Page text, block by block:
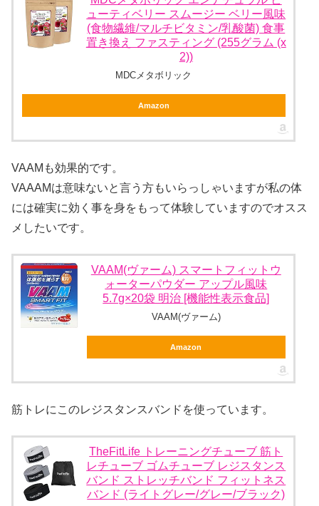
ューティベリー スムージー ベリー風味
(食物繊維/マルチビタミン/乳酸菌) 食事
置き換え ファスティング (255グラム (x
2))
MDCメタボリック
Amazon
VAAMも効果的です。
VAAAMは意味ないと言う方もいらっしゃいますが私の体
には確実に効く事を身をもって体験していますのでオスス
メしたいです。
VAAM(ヴァーム) スマートフィットウ
ォーターパウダー アップル風味
5.7g×20袋 明治 [機能性表示食品]
VAAM(ヴァーム)
Amazon
筋トレにこのレジスタンスバンドを使っています。
TheFitLife トレーニングチューブ 筋ト
レチューブ ゴムチューブ レジスタンス
バンド ストレッチバンド フィットネス
バンド (ライトグレー/グレー/ブラック)